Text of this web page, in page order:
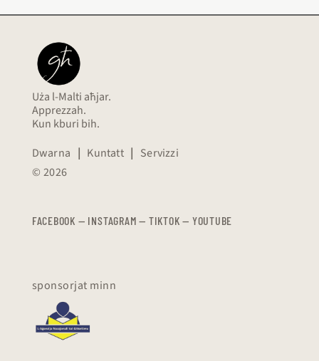
Uża l-Malti aħjar.
Apprezzah.
Kun kburi bih.
Dwarna | Kuntatt | Servizzi
© 2026
FACEBOOK — INSTAGRAM — TIKTOK — YOUTUBE
sponsorjat minn